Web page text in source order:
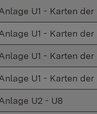
U1 - Karten
U1 - Karten
U1 - Karten
U1 - Karten
U2 - U8